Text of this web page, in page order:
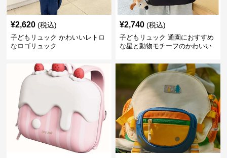
¥2,620 (税込)
子どもリュック かわいいレトロ
なロゴリュック
¥2,740 (税込)
子どもリュック 通園におすすめ
な星と動物モチーフのかわいい